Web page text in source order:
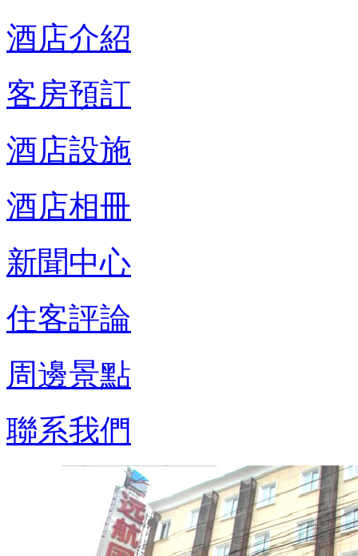
酒店介紹
客房預訂
酒店設施
酒店相冊
新聞中心
住客評論
周邊景點
聯系我們